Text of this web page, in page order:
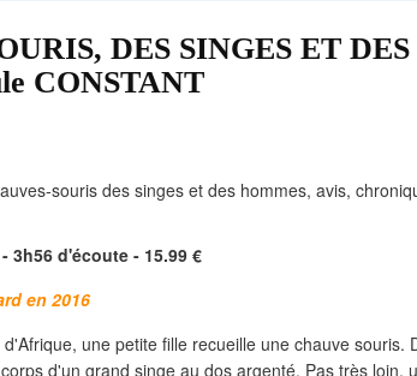
DES SINGES ET DES
CONSTANT
3h56 d'écoute - 15.99 €
en 2016
une petite fille recueille une chauve souris.
d'un grand singe au dos argenté. Pas très loin,